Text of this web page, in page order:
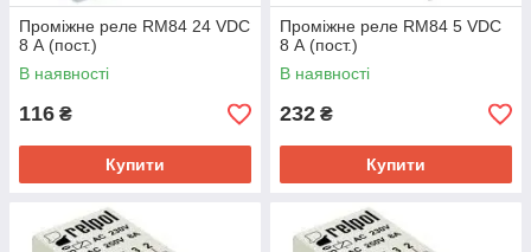
Проміжне реле RM84 24 VDC
8 А (пост.)
В наявності
116 ₴
Купити
Проміжне реле RM84 5 VDC
8 А (пост.)
В наявності
232 ₴
Купити